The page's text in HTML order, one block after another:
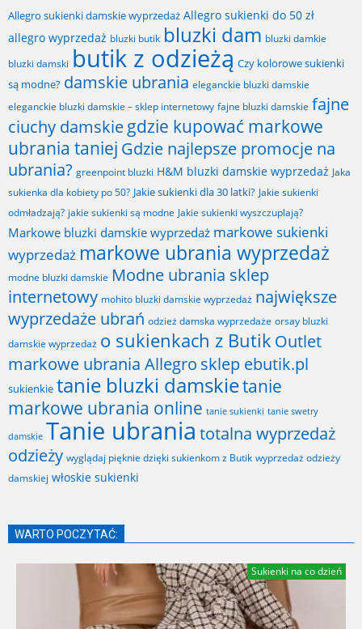
Allegro sukienki damskie wyprzedaż Allegro sukienki do 50 zł
allegro wyprzedaż bluzki butik bluzki dam bluzki damkie
bluzki damski butik z odzieżą Czy kolorowe sukienki
są modne? damskie ubrania eleganckie bluzki damskie
eleganckie bluzki damskie – sklep internetowy fajne bluzki damskie fajne
ciuchy damskiegdzie kupować markowe
ubrania taniej Gdzie najlepsze promocje na
ubrania? greenpoint bluzki H&M bluzki damskie wyprzedaż Jaka
sukienka dla kobiety po 50? Jakie sukienki dla 30 latki? Jakie sukienki
odmładzają? jakie sukienki są modne Jakie sukienki wyszczuplają?
Markowe bluzki damskie wyprzedaż markowe sukienki
wyprzedaż markowe ubrania wyprzedaż
modne bluzki damskie Modne ubrania sklep
internetowy mohito bluzki damskie wyprzedaż największe
wyprzedaże ubrań odzież damska wyprzedaże orsay bluzki
damskie wyprzedaż o sukienkach z Butik Outlet
markowe ubrania Allegro sklep ebutik.pl
sukienkie tanie bluzki damskietanie
markowe ubrania online tanie sukienki tanie swetry
damskie Tanie ubrania totalna wyprzedaż
odzieży wyglądaj pięknie dzięki sukienkom z Butik wyprzedaż odzieży
damskiej włoskie sukienki
WARTO POCZYTAĆ:
Sukienki na co dzień